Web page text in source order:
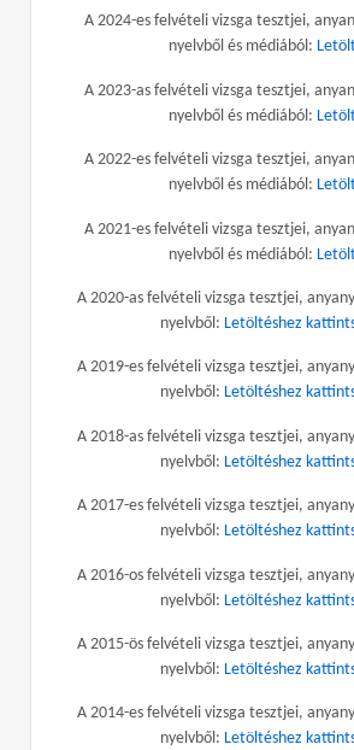
A 2024-es felvételi vizsga tesztjei,
nyelvből és médiából:
A 2023-as felvételi vizsga tesztjei,
nyelvből és médiából:
A 2022-es felvételi vizsga tesztjei,
nyelvből és médiából:
A 2021-es felvételi vizsga tesztjei,
nyelvből és médiából:
A 2020-as felvételi vizsga tesztjei,
nyelvből: Letöltéshez
A 2019-es felvételi vizsga tesztjei,
nyelvből: Letöltéshez
A 2018-as felvételi vizsga tesztjei,
nyelvből: Letöltéshez
A 2017-es felvételi vizsga tesztjei,
nyelvből: Letöltéshez
A 2016-os felvételi vizsga tesztjei,
nyelvből: Letöltéshez
A 2015-ös felvételi vizsga tesztjei,
nyelvből: Letöltéshez
A 2014-es felvételi vizsga tesztjei,
nyelvből: Letöltéshez